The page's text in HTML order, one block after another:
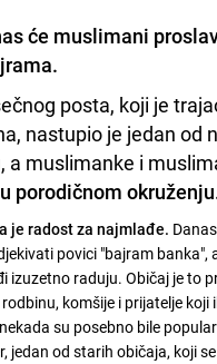
će muslimani
.
posta, koji je
nastupio je jedan od
a muslimanke i
u porodičnom
je radost za najmlađe.
povici "bajram banka",
izuzetno raduju. Običaj je to
komšije i prijatelje koji
su posebno bile
jedan od starih običaja, koji